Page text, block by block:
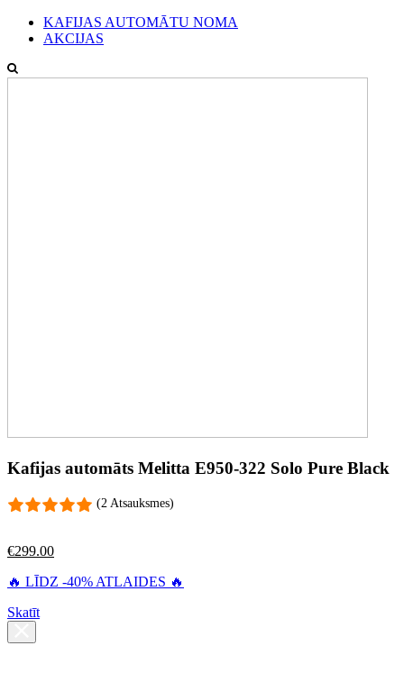
KAFIJAS AUTOMĀTU NOMA
AKCIJAS
Kafijas automāts Melitta E950-322 Solo Pure Black
(2 Atsauksmes)
€299.00
🔥 LĪDZ -40% ATLAIDES 🔥
Skatīt